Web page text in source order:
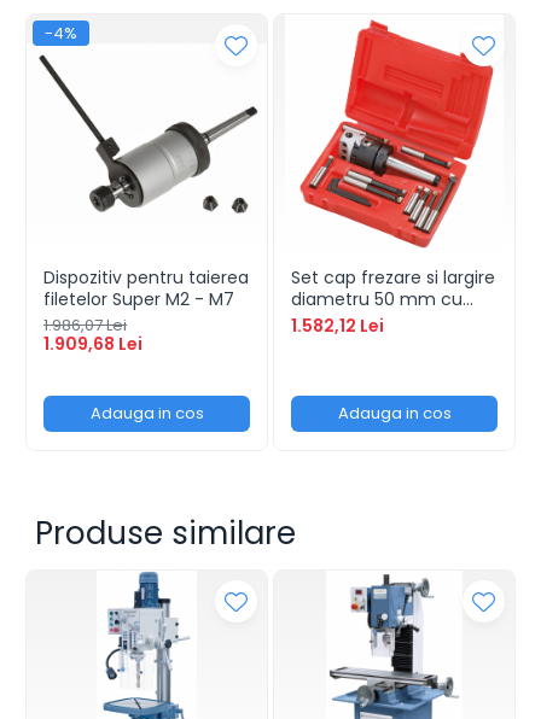
-4%
Dispozitiv pentru taierea
filetelor Super M2 - M7
1.986,07 Lei
1.909,68 Lei
Adauga in cos
Set cap frezare si largire
diametru 50 mm cu
prindere MK 2
1.582,12 Lei
Adauga in cos
Produse similare